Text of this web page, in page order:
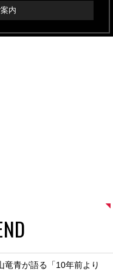
内
竜青が語る「10年前より